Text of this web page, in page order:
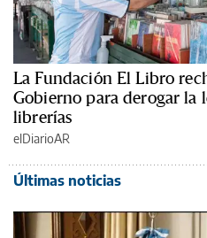
La Fundación El Libro
Gobierno para derogar la
librerías
elDiarioAR
Últimas noticias